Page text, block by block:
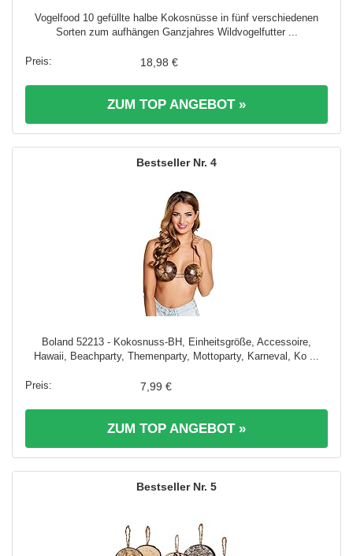
Vogelfood 10 gefüllte halbe Kokosnüsse in fünf verschiedenen
Sorten zum aufhängen Ganzjahres Wildvogelfutter ...
18,98 €
ZUM TOP ANGEBOT »
4
Boland 52213 - Kokosnuss-BH, Einheitsgröße, Accessoire,
Hawaii, Beachparty, Themenparty, Mottoparty, Karneval, Ko ...
7,99 €
ZUM TOP ANGEBOT »
5